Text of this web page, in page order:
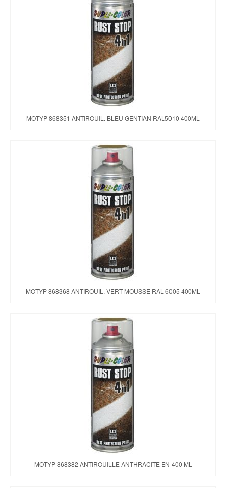
MOTYP 868351 ANTIROUIL. BLEU GENTIAN RAL5010 400ML
MOTYP 868368 ANTIROUIL. VERT MOUSSE RAL 6005 400ML
MOTYP 868382 ANTIROUILLE ANTHRACITE EN 400 ML